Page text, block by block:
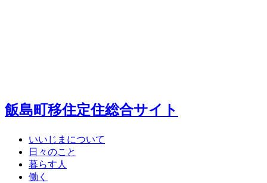
飯島町移住定住総合サイト
いいじまについて
日々のこと
暮らす人
働く